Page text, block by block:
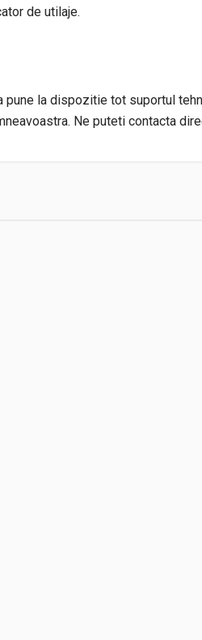
de utilaje.
pune la dispozitie tot suportul
Ne puteti contacta